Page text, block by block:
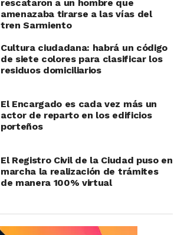
rescataron a un hombre que
amenazaba tirarse a las vías del
tren Sarmiento
Cultura ciudadana: habrá un código
de siete colores para clasificar los
residuos domiciliarios
El Encargado es cada vez más un
actor de reparto en los edificios
porteños
El Registro Civil de la Ciudad puso en
marcha la realización de trámites
de manera 100% virtual